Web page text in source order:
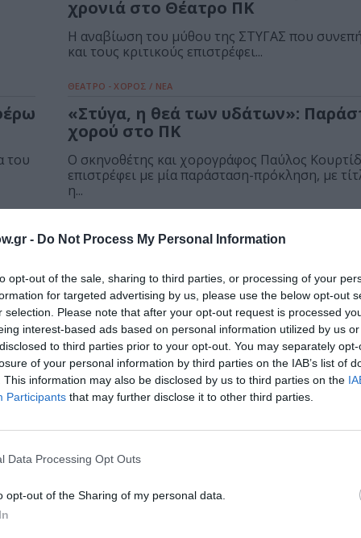
- Do Not Process My Personal Information
opt-out of the sale, sharing to third parties, or processing of your
for targeted advertising by us, please use the below opt-out
selection. Please note that after your opt-out request is processed
interest-based ads based on personal information utilized by us
to third parties prior to your opt-out. You may separately
of your personal information by third parties on the IAB’s list of
This information may also be disclosed by us to third parties on the
Participants that may further disclose it to other third parties.
Data Processing Opt Outs
opt-out of the Sharing of my personal data.
χρονιά στο Θέατρο ΠΚ
Η αναβίωση του μύθου της ΣΤΥΓΑΣ που
και τους κριτικούς επιστρέφει...
του
ΘΕΑΤΡΟ - ΧΟΡΟΣ / ΝΕΑ
«Στύγα, η θεά των υδάτων»:
χορού στο ΠΚ
Ο σκηνοθέτης και χορογράφος Παύλος
επιστρέφει με μία παράσταση-πρόκληση, με
η...
Ο Παύλος Κουρτίδης γνωρίζει νέους
χορευτές & χορεύτριες στο
Μετά το τελευταίο του έργο, «ΛΑΒΥΡΙΝΘΟΣ»,
παρουσιάστηκε στο Θέατρο Παλλάς, ο Παύλος
ΘΕΑΤΡΟ - ΧΟΡΟΣ / ΝΕΑ
Σπίτι από γέφυρες, του Παύλου
στο Θέατρο ΠΚ